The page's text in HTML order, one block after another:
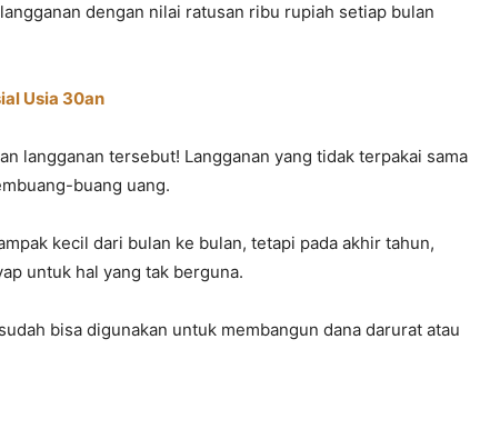
dengan nilai ratusan ribu rupiah setiap bulan
Usia 30an
langganan tersebut! Langganan yang tidak terpakai sama
buang uang.
kecil dari bulan ke bulan, tetapi pada akhir tahun,
untuk hal yang tak berguna.
bisa digunakan untuk membangun dana darurat atau